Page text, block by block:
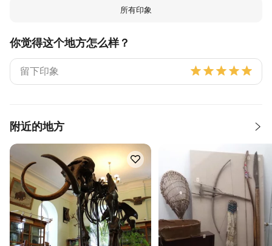
所有印象
你觉得这个地方怎么样？
附近的地方